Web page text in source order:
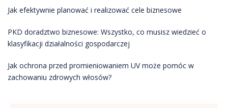
Jak efektywnie planować i realizować cele biznesowe
PKD doradztwo biznesowe: Wszystko, co musisz wiedzieć o
klasyfikacji działalności gospodarczej
Jak ochrona przed promieniowaniem UV może pomóc w
zachowaniu zdrowych włosów?